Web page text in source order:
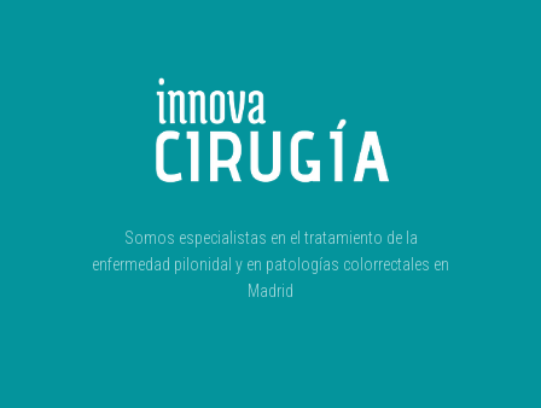
Somos especialistas en el tratamiento de la
enfermedad pilonidal y en patologías colorrectales en
Madrid